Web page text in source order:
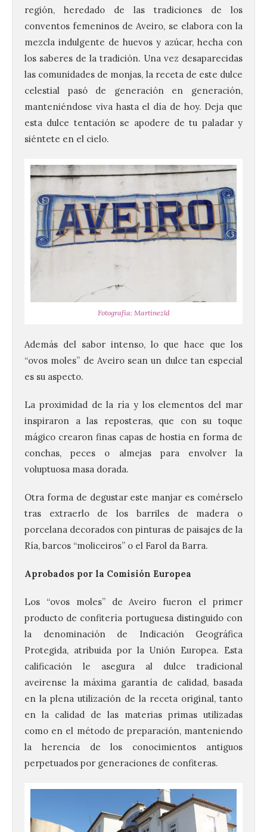
región, heredado de las tradiciones de los
conventos femeninos de Aveiro, se elabora con la
mezcla indulgente de huevos y azúcar, hecha con
los saberes de la tradición. Una vez desaparecidas
las comunidades de monjas, la receta de este dulce
celestial pasó de generación en generación,
manteniéndose viva hasta el día de hoy. Deja que
esta dulce tentación se apodere de tu paladar y
siéntete en el cielo.
Fotografía: Martínezld
Además del sabor intenso, lo que hace que los
“ovos moles” de Aveiro sean un dulce tan especial
es su aspecto.
La proximidad de la ría y los elementos del mar
inspiraron a las reposteras, que con su toque
mágico crearon finas capas de hostia en forma de
conchas, peces o almejas para envolver la
voluptuosa masa dorada.
Otra forma de degustar este manjar es comérselo
tras extraerlo de los barriles de madera o
porcelana decorados con pinturas de paisajes de la
Ría, barcos “moliceiros” o el Farol da Barra.
Aprobados por la Comisión Europea
Los “ovos moles” de Aveiro fueron el primer
producto de confitería portuguesa distinguido con
la denominación de Indicación Geográfica
Protegida, atribuida por la Unión Europea. Esta
calificación le asegura al dulce tradicional
aveirense la máxima garantía de calidad, basada
en la plena utilización de la receta original, tanto
en la calidad de las materias primas utilizadas
como en el método de preparación, manteniendo
la herencia de los conocimientos antiguos
perpetuados por generaciones de confiteras.